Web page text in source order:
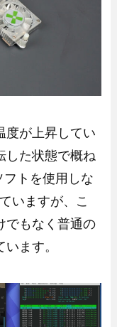
度が上昇してい
した状態で概ね
トを使用しな
いますが、こ
でもなく普通の
ます。